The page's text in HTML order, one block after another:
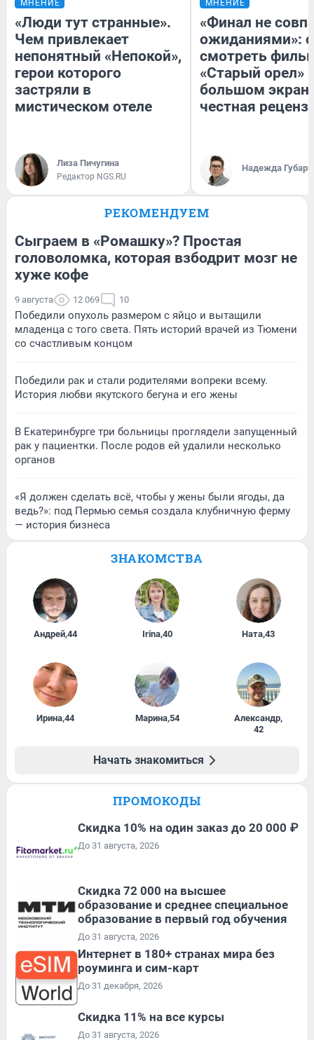
МНЕНИЕ
«Люди тут странные».
Чем привлекает
непонятный «Непокой»,
герои которого
застряли в
мистическом отеле
Лиза Пичугина
Редактор NGS.RU
МНЕНИЕ
«Финал не
ожиданиями»:
смотреть
«Старый орел»
большом
честная
Надежда Губарь
РЕКОМЕНДУЕМ
Сыграем в «Ромашку»? Простая
головоломка, которая взбодрит мозг не
хуже кофе
9 августа 12 069 10
Победили опухоль размером с яйцо и вытащили
младенца с того света. Пять историй врачей из Тюмени
со счастливым концом
Победили рак и стали родителями вопреки всему.
История любви якутского бегуна и его жены
В Екатеринбурге три больницы проглядели запущенный
рак у пациентки. После родов ей удалили несколько
органов
«Я должен сделать всё, чтобы у жены были ягоды, да
ведь?»: под Пермью семья создала клубничную ферму
— история бизнеса
ЗНАКОМСТВА
Андрей,44 Irina,40 Ната,43
Ирина,44 Марина,54 Александр,
42
Начать знакомиться
ПРОМОКОДЫ
Скидка 10% на один заказ до 20 000 ₽
До 31 августа, 2026
Скидка 72 000 на высшее
образование и среднее специальное
образование в первый год обучения
До 31 августа, 2026
Интернет в 180+ странах мира без
роуминга и сим-карт
До 31 декабря, 2026
Скидка 11% на все курсы
До 31 августа, 2026